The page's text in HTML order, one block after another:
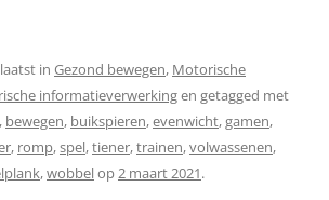
in Gezond bewegen, Motorische
informatieverwerkingen getagged met
, bewegen, buikspieren,evenwicht,gamen,
, romp,spel,tiener,trainen,volwassenen,
,wobbelop2 maart 2021.